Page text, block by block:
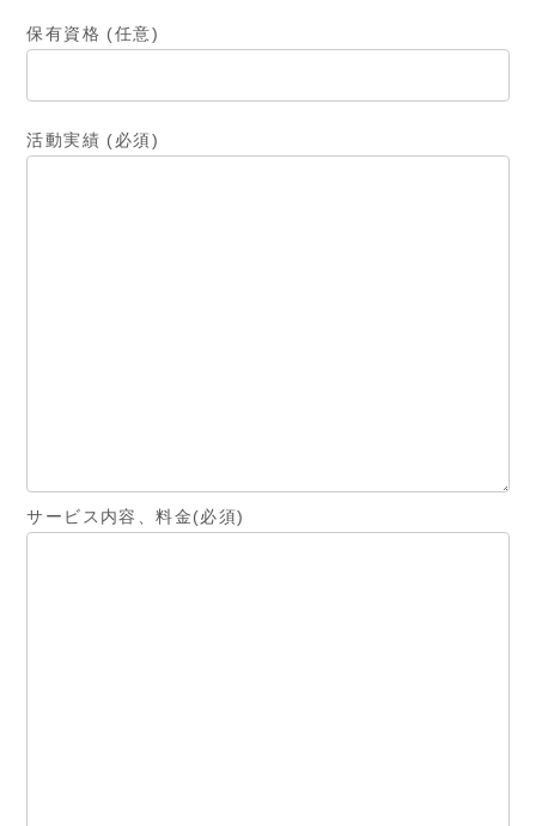
保有資格 (任意)
活動実績 (必須)
サービス内容、料金(必須)